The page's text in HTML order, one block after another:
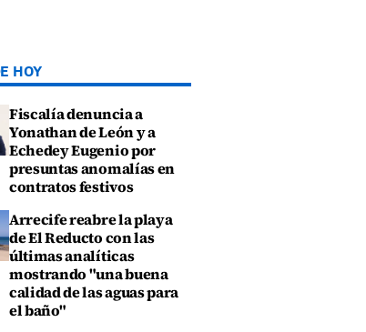
HOY
Fiscalía denuncia a
Yonathan de León y a
Echedey Eugenio por
presuntas anomalías en
contratos festivos
Arrecife reabre la playa
de El Reducto con las
últimas analíticas
mostrando "una buena
calidad de las aguas para
el baño"